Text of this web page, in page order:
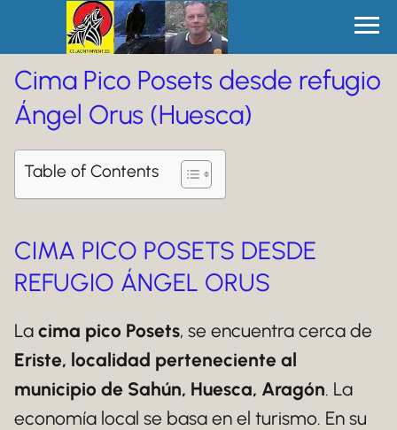
Cima Pico Posets desde refugio
Ángel Orus (Huesca)
Table of Contents
CIMA PICO POSETS DESDE
REFUGIO ÁNGEL ORUS
La cima pico Posets, se encuentra cerca de
Eriste, localidad perteneciente al
municipio de Sahún, Huesca, Aragón. La
economía local se basa en el turismo. En su